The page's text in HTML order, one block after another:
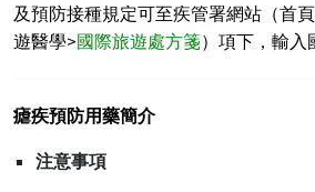
及預防接種規定可至疾管署網站（首
遊醫學>國際旅遊處方箋）項下，輸入
瘧疾預防用藥簡介
注意事項